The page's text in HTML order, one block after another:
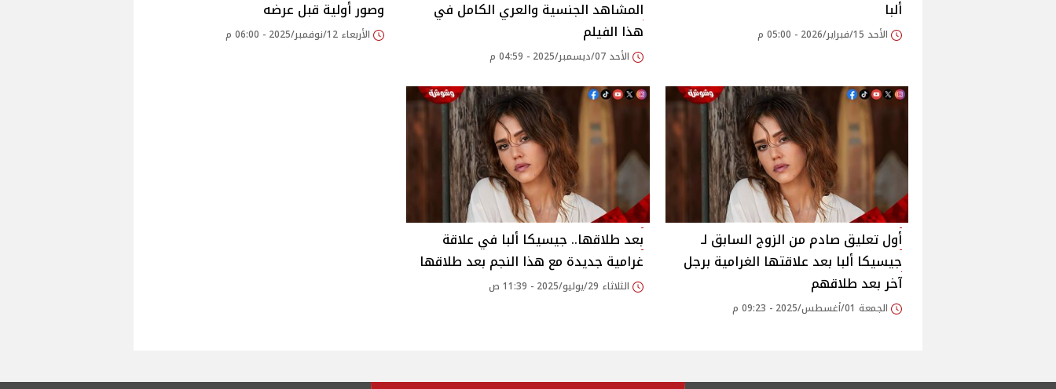
ألبا
الأحد 15/فبراير/2026 - 05:00 م
المشاهد الجنسية والعري الكامل في
هذا الفيلم
الأحد 07/ديسمبر/2025 - 04:59 م
وصور أولية قبل عرضه
الأربعاء 12/نوفمبر/2025 - 06:00 م
أول تعليق صادم من الزوج السابق لـ
جيسيكا ألبا بعد علاقتها الغرامية برجل
آخر بعد طلاقهم
الجمعة 01/أغسطس/2025 - 09:23 م
بعد طلاقها.. جيسيكا ألبا في علاقة
غرامية جديدة مع هذا النجم بعد طلاقها
الثلاثاء 29/يوليو/2025 - 11:39 ص